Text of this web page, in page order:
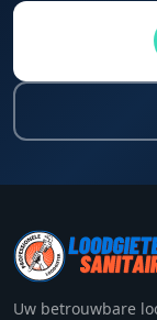
Uw betrouwbare